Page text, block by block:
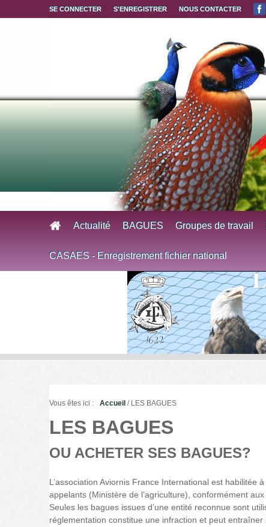
Aller au contenu principal
SE CONNECTER S'ENREGISTRER NOUS CONTACTER
Actualité BAGUES Groupes de travail
CASAES - Enregistrement fichier national
Vous êtes ici : Accueil / LES BAGUES
LES BAGUES
OU ACHETER SES BAGUES?
L’association Aviornis France International est
appelants (Ministère de l’agriculture), conformément
Seules les bagues issues d’une entité reconnue sont
réglementation constitue une infraction et peut